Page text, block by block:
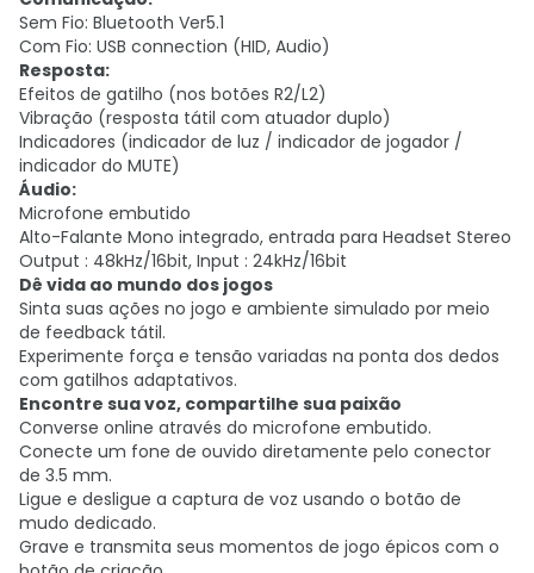
Sem Fio: Bluetooth Ver5.1
Com Fio: USB connection (HID, Audio)
Resposta:
Efeitos de gatilho (nos botões R2/L2)
Vibração (resposta tátil com atuador duplo)
Indicadores (indicador de luz / indicador de jogador /
indicador do MUTE)
Áudio:
Microfone embutido
Alto-Falante Mono integrado, entrada para Headset Stereo
Output : 48kHz/16bit, Input : 24kHz/16bit
Dê vida ao mundo dos jogos
Sinta suas ações no jogo e ambiente simulado por meio
de feedback tátil.
Experimente força e tensão variadas na ponta dos dedos
com gatilhos adaptativos.
Encontre sua voz, compartilhe sua paixão
Converse online através do microfone embutido.
Conecte um fone de ouvido diretamente pelo conector
de 3.5 mm.
Ligue e desligue a captura de voz usando o botão de
mudo dedicado.
Grave e transmita seus momentos de jogo épicos com o